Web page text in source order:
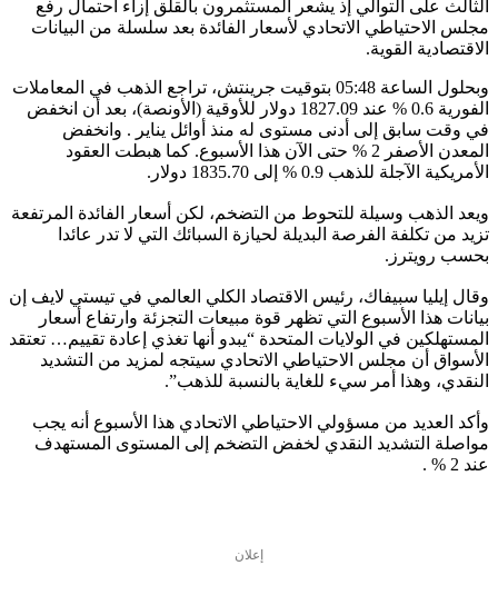
الثالث على التوالي إذ يشعر المستثمرون بالقلق إزاء احتمال رفع
مجلس الاحتياطي الاتحادي لأسعار الفائدة بعد سلسلة من البيانات
الاقتصادية القوية.
وبحلول الساعة 05:48 بتوقيت جرينتش، تراجع الذهب في المعاملات
الفورية 0.6 % عند 1827.09 دولار للأوقية (الأونصة)، بعد أن انخفض
في وقت سابق إلى أدنى مستوى له منذ أوائل يناير . وانخفض
المعدن الأصفر 2 % حتى الآن هذا الأسبوع. كما هبطت العقود
الأمريكية الآجلة للذهب 0.9 % إلى 1835.70 دولار.
ويعد الذهب وسيلة للتحوط من التضخم، لكن أسعار الفائدة المرتفعة
تزيد من تكلفة الفرصة البديلة لحيازة السبائك التي لا تدر عائدا
بحسب رويترز.
وقال إيليا سبيفاك، رئيس الاقتصاد الكلي العالمي في تيستي لايف إن
بيانات هذا الأسبوع التي تظهر قوة مبيعات التجزئة وارتفاع أسعار
المستهلكين في الولايات المتحدة “يبدو أنها تغذي إعادة تقييم… تعتقد
الأسواق أن مجلس الاحتياطي الاتحادي سيتجه لمزيد من التشديد
النقدي، وهذا أمر سيء للغاية بالنسبة للذهب”.
وأكد العديد من مسؤولي الاحتياطي الاتحادي هذا الأسبوع أنه يجب
مواصلة التشديد النقدي لخفض التضخم إلى المستوى المستهدف
عند 2 % .
إعلان